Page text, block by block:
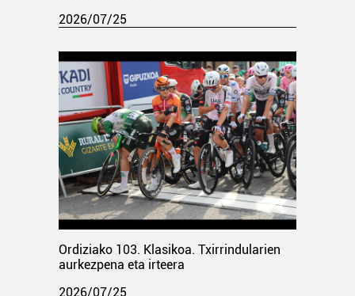
2026/07/25
Ordiziako 103. Klasikoa. Txirrindularien
aurkezpena eta irteera
2026/07/25